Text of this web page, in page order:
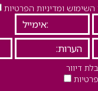
ומדיניות הפרטיות
דיוור